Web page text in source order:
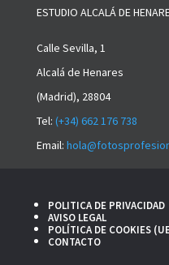
ESTUDIO ALCALÁ DE
Calle Sevilla, 1
Alcalá de Henares
(Madrid), 28804
Tel: (+34) 662 176 738
Email:
POLITICA DE PRIVACIDAD
AVISO LEGAL
POLÍTICA DE COOKIES
CONTACTO